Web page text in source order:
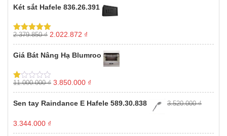
Két sắt Hafele 836.26.391
Được xếp
hạng5.005
sao
2.379.850₫ Giá
gốc
2.379.850 ₫.
2.022.872 ₫
hiện
Giá Bát Nâng Hạ Blumroo
Được
xếp
1.00
sao
11.000.000₫ Giá
gốc
là:
3.850.000 ₫
hiện
tại
Sen tay Raindance E Hafele 589.30.838 3.520.000₫
Giá
gốc
3.344.000 ₫
hiện